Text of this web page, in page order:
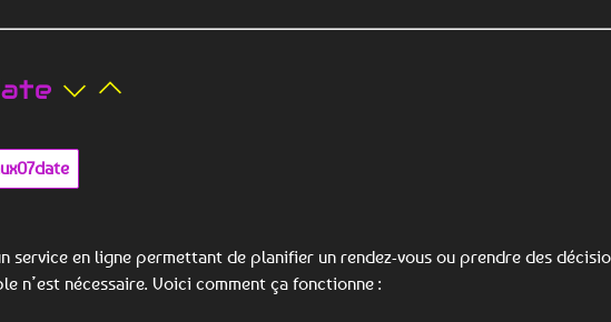
service en ligne permettant de planifier un rendez-vous ou prendre des
n’est nécessaire. Voici comment ça fonctionne :